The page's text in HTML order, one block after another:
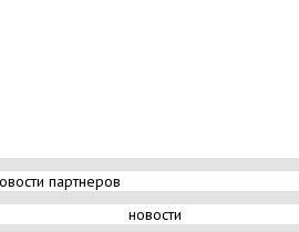
партнеров
новости